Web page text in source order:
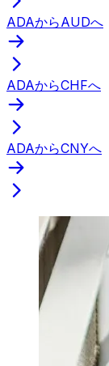
ADAからAUDへ
ADAからCHFへ
ADAからCNYへ